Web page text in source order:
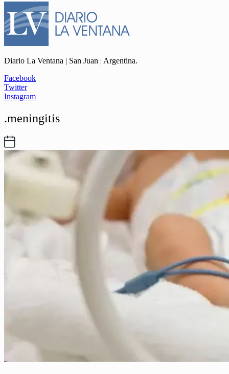
Diario La Ventana | San Juan | Argentina.
Facebook
Twitter
Instagram
.meningitis